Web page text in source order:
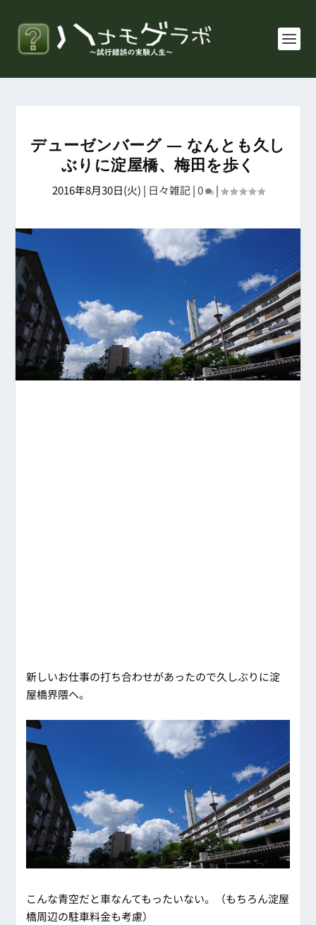
デューゼンバーグ ― なんとも久し
ぶりに淀屋橋、梅田を歩く
2016年8月30日(火) | 日々雑記|0 |
新しいお仕事の打ち合わせがあったので久しぶりに淀
屋橋界隈へ。
こんな青空だと車なんてもったいない。（もちろん淀屋
橋周辺の駐車料金も考慮）